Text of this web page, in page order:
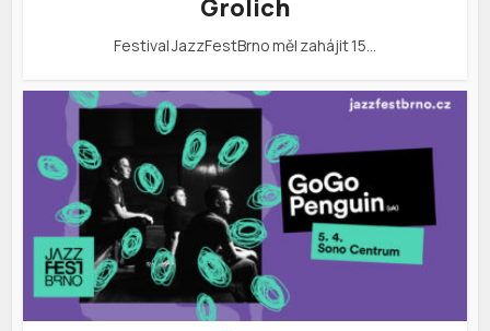
Grolich
Festival JazzFestBrno měl zahájit 15…